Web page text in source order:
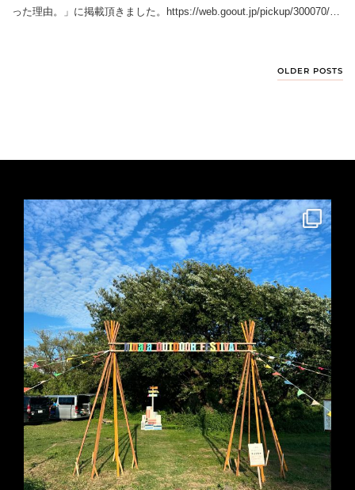
った理由。」に掲載頂きました。https://web.goout.jp/pickup/300070/…
OLDER POSTS